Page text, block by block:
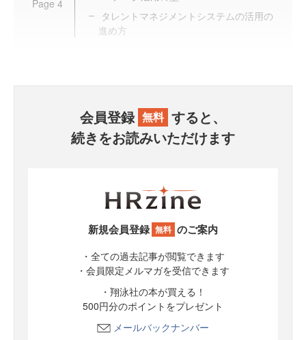
Page 4
タレントマネジメントシステムの活用の
進め方
会員登録 無料 すると、
続きをお読みいただけます
新規会員登録 無料 のご案内
・全ての過去記事が閲覧できます
・会員限定メルマガを受信できます
・翔泳社の本が買える！
500円分のポイントをプレゼント
メールバックナンバー